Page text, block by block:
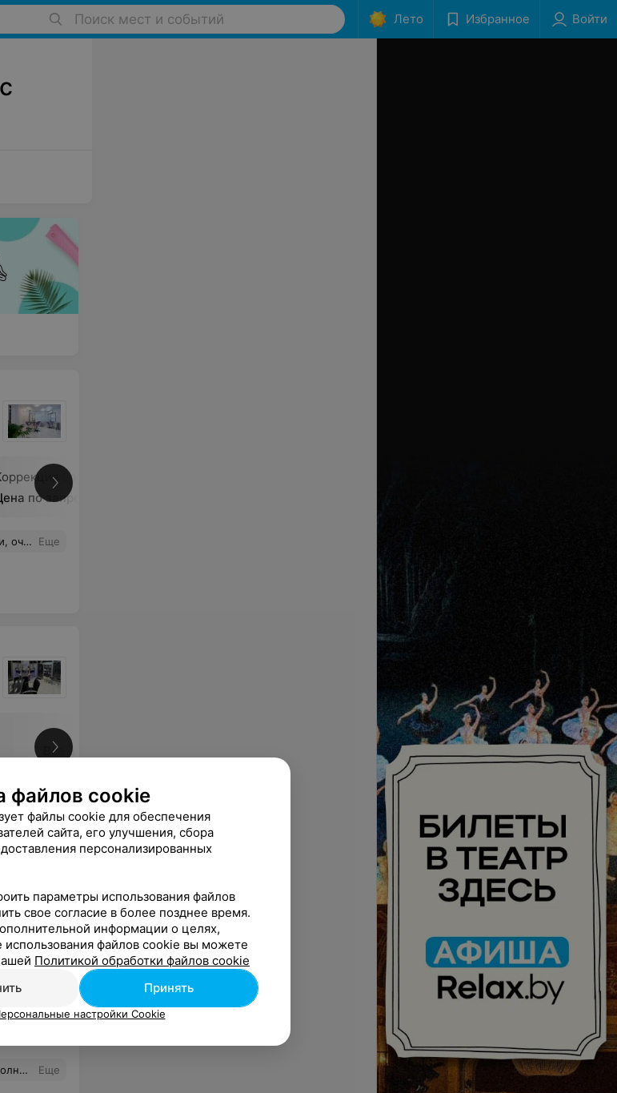
Поиск мест и событий Лето Избранное Войти
бровей
по запросу
Еще
Все цены
и индивидуальный подход! Еще
Все цены
спасибо! Еще
файлов cookie
файлы cookie для обеспечения
сайта, его улучшения, сбора
персонализированных
параметры использования файлов
свое согласие в более позднее время.
информации о целях,
использования файлов cookie вы можете
Политикой обработки файлов cookie
Принять
настройки Cookie